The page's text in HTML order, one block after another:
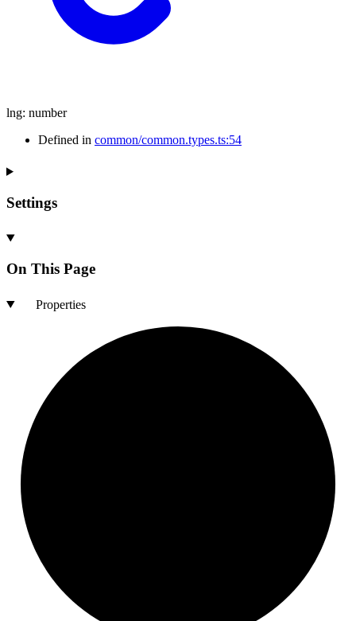
lng: number
Defined in common/common.types.ts:54
Settings
On This Page
Properties